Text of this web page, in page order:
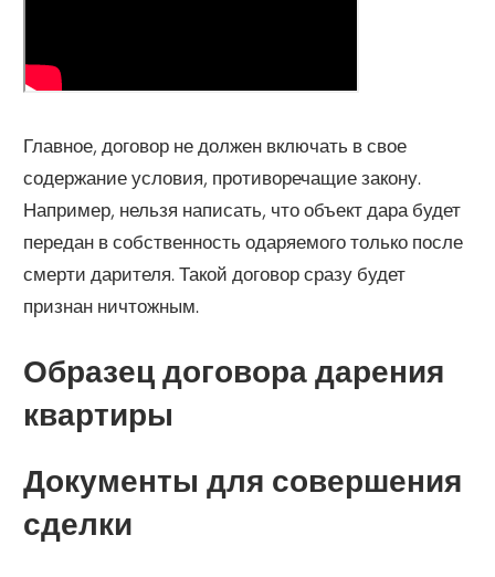
Главное, договор не должен включать в свое
содержание условия, противоречащие закону.
Например, нельзя написать, что объект дара будет
передан в собственность одаряемого только после
смерти дарителя. Такой договор сразу будет
признан ничтожным.
Образец договора дарения
квартиры
Документы для совершения
сделки